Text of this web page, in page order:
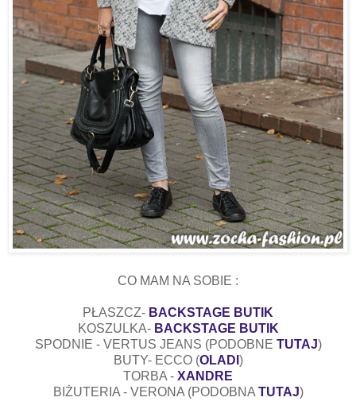
CO MAM NA SOBIE :
PŁASZCZ- BACKSTAGE BUTIK
KOSZULKA- BACKSTAGE BUTIK
SPODNIE - VERTUS JEANS (PODOBNE TUTAJ)
BUTY- ECCO (OLADI )
TORBA - XANDRE
BIŻUTERIA - VERONA (PODOBNA TUTAJ)